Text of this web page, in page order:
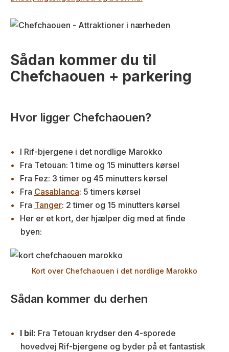
Sådan kommer du til
Chefchaouen + parkering
Hvor ligger Chefchaouen?
I Rif-bjergene i det nordlige Marokko
Fra Tetouan: 1 time og 15 minutters kørsel
Fra Fez: 3 timer og 45 minutters kørsel
Fra Casablanca: 5 timers kørsel
Fra Tanger: 2 timer og 15 minutters kørsel
Her er et kort, der hjælper dig med at finde
byen:
Kort over Chefchaouen i det nordlige Marokko
Sådan kommer du derhen
I bil: Fra Tetouan krydser den 4-sporede
hovedvej Rif-bjergene og byder på et fantastisk